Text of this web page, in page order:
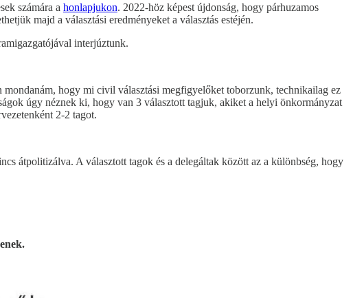
számára a honlapjukon. 2022-höz képest újdonság, hogy párhuzamos
majd a választási eredményeket a választás estéjén.
interjúztunk.
hogy mi civil választási megfigyelőket toborzunk, technikailag ez
úgy néznek ki, hogy van 3 választott tagjuk, akiket a helyi önkormányzat
2-2 tagot.
átpolitizálva. A választott tagok és a delegáltak között az a különbség, hogy